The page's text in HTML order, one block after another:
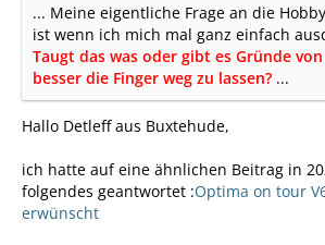
... Meine eigentliche Frage an die
ist wenn ich mich mal ganz einfach
Taugt das was oder gibt es Gründe
besser die Finger weg zu lassen? ...
Hallo Detleff aus Buxtehude,
ich hatte auf eine ähnlichen Beitrag in
folgendes geantwortet :Optima on tour
erwünscht